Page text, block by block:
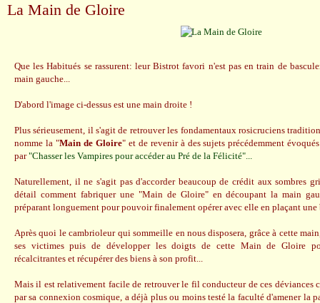
La Main de Gloire
Que les Habitués se rassurent: leur Bistrot favori n'est pas en train de
main gauche...
D'abord l'image ci-dessus est une main droite !
Plus sérieusement, il s'agit de retrouver les fondamentaux rosicruciens
nomme la "Main de Gloire" et de revenir à des sujets précédemment
par"Chasser les Vampires pour accéder au Pré de la Félicité"...
Naturellement, il ne s'agit pas d'accorder beaucoup de crédit aux sombres
détail comment fabriquer une "Main de Gloire" en découpant la main
préparant longuement pour pouvoir finalement opérer avec elle en plaçant
Après quoi le cambrioleur qui sommeille en nous disposera, grâce à cette
ses victimes puis de développer les doigts de cette Main de Gloire
récalcitrantes et récupérer des biens à son profit...
Mais il est relativement facile de retrouver le fil conducteur de ces déviances
par sa connexion cosmique, a déjà plus ou moins testé la faculté d'amener la